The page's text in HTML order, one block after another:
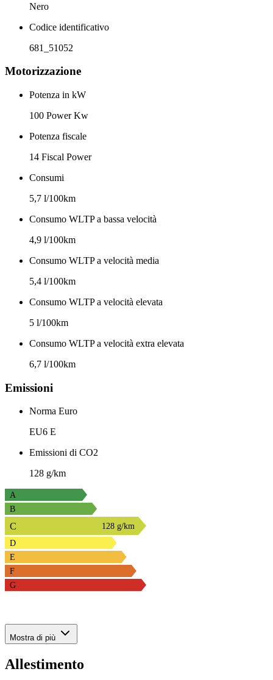
Nero
Codice identificativo
681_51052
Motorizzazione
Potenza in kW
100 Power Kw
Potenza fiscale
14 Fiscal Power
Consumi
5,7 l/100km
Consumo WLTP a bassa velocità
4,9 l/100km
Consumo WLTP a velocità media
5,4 l/100km
Consumo WLTP a velocità elevata
5 l/100km
Consumo WLTP a velocità extra elevata
6,7 l/100km
Emissioni
Norma Euro
EU6 E
Emissioni di CO2
128 g/km
A
B
C
128 g/km
D
E
F
G
Mostra di più
Allestimento